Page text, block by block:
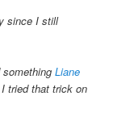
since I still
somethingLiane
tried that trick on